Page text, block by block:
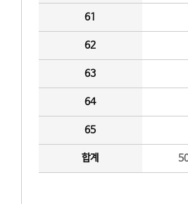
61
62
63
64
65
합계